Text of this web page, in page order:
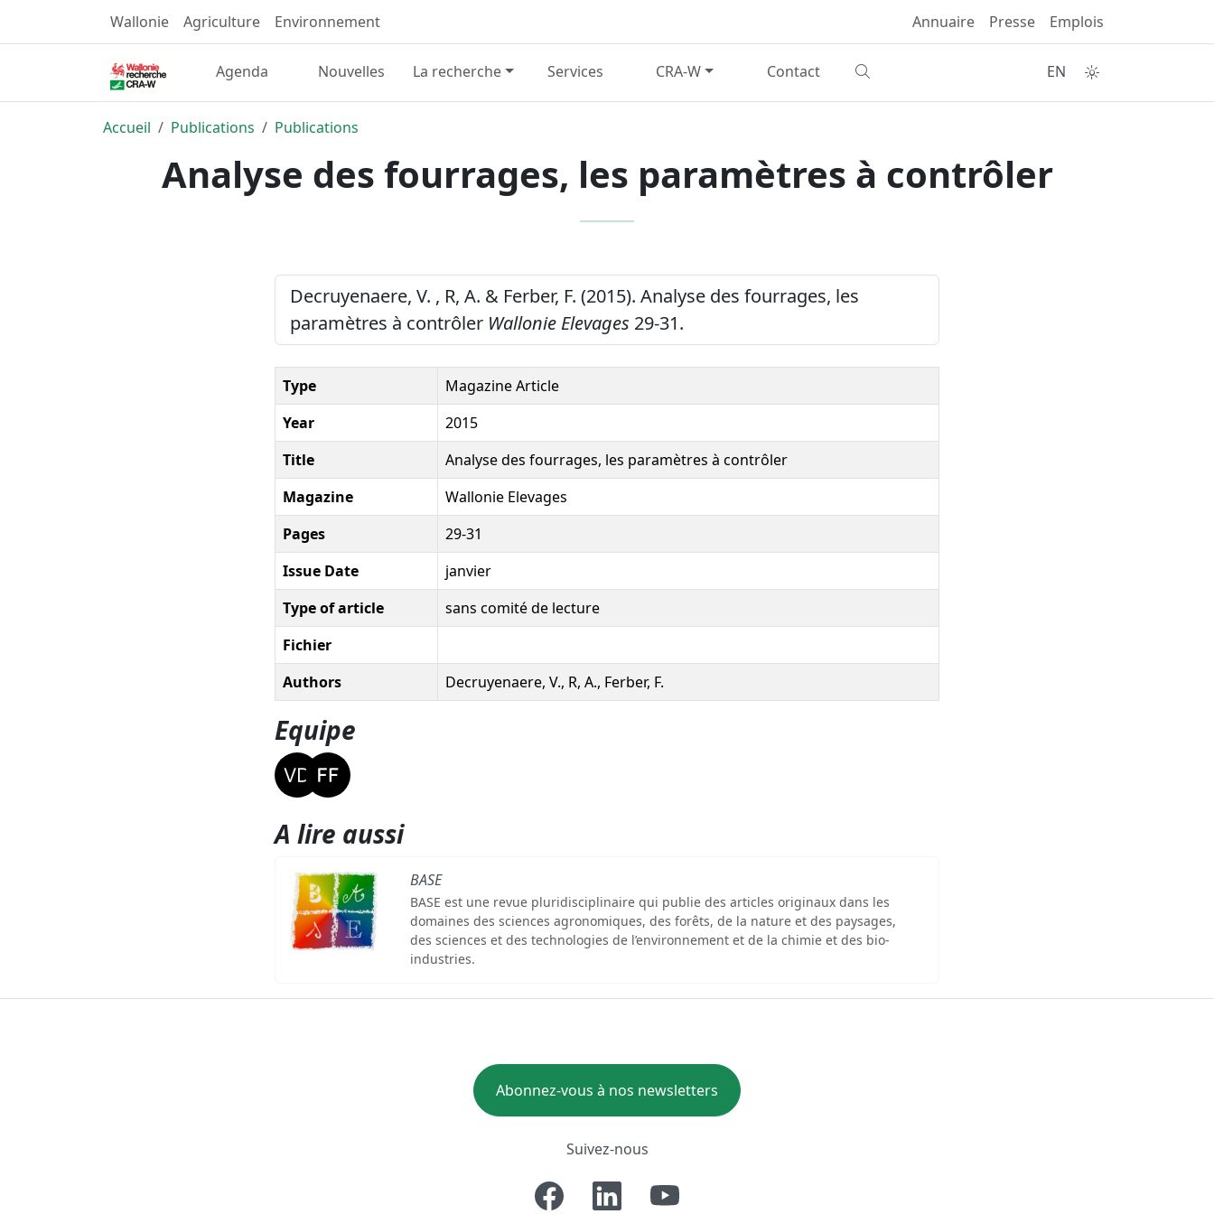
Wallonie Agriculture Environnement Annuaire Presse Emplois
Agenda Nouvelles La recherche Services CRA-W Contact EN
Accueil Publications Publications
Analyse des fourrages, les paramètres à contrôler
Decruyenaere, V. , R, A. & Ferber, F. (2015). Analyse des fourrages, les
paramètres à contrôler Wallonie Elevages 29-31.
Type
Magazine Article
Year
2015
Title
Analyse des fourrages, les paramètres à contrôler
Magazine
Wallonie Elevages
Pages
29-31
Issue Date
janvier
Type of article
sans comité de lecture
Fichier
Authors
Decruyenaere, V., R, A., Ferber, F.
Equipe
A lire aussi
BASE
BASE est une revue pluridisciplinaire qui publie des articles originaux dans les
domaines des sciences agronomiques, des forêts, de la nature et des paysages,
des sciences et des technologies de l’environnement et de la chimie et des bio-
industries.
Abonnez-vous à nos newsletters
Suivez-nous